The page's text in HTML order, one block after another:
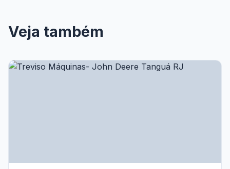
Veja também